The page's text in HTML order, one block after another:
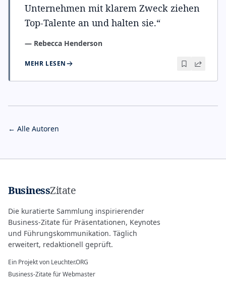
Unternehmen mit klarem Zweck ziehen
Top-Talente an und halten sie.“
— Rebecca Henderson
MEHR LESEN
← Alle Autoren
BusinessZitate
Die kuratierte Sammlung inspirierender
Business-Zitate für Präsentationen, Keynotes
und Führungskommunikation. Täglich
erweitert, redaktionell geprüft.
Ein Projekt von Leuchter.ORG
Business-Zitate für Webmaster